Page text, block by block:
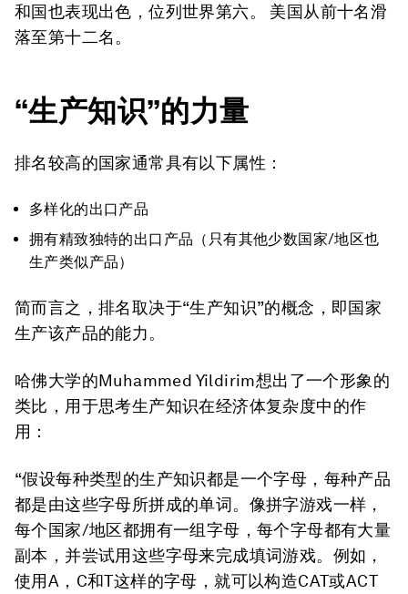
和国也表现出色，位列世界第六。 美国从前十名滑
落至第十二名。
“生产知识”的力量
排名较高的国家通常具有以下属性：
多样化的出口产品
拥有精致独特的出口产品（只有其他少数国家/地区也
生产类似产品）
简而言之，排名取决于“生产知识”的概念，即国家
生产该产品的能力。
哈佛大学的Muhammed Yildirim想出了一个形象的
类比，用于思考生产知识在经济体复杂度中的作
用：
“假设每种类型的生产知识都是一个字母，每种产品
都是由这些字母所拼成的单词。像拼字游戏一样，
每个国家/地区都拥有一组字母，每个字母都有大量
副本，并尝试用这些字母来完成填词游戏。例如，
使用A，C和T这样的字母，就可以构造CAT或ACT